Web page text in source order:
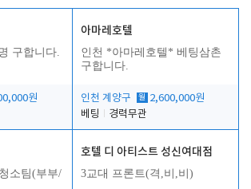
구합니다.
원
아마레호텔
인천 *아마레호텔* 베팅삼촌
구합니다.
인천 계양구 월 2,600,000원
베팅
경력무관
소팀(부부/
호텔 디 아티스트 성신여대점
3교대 프론트(격,비,비)